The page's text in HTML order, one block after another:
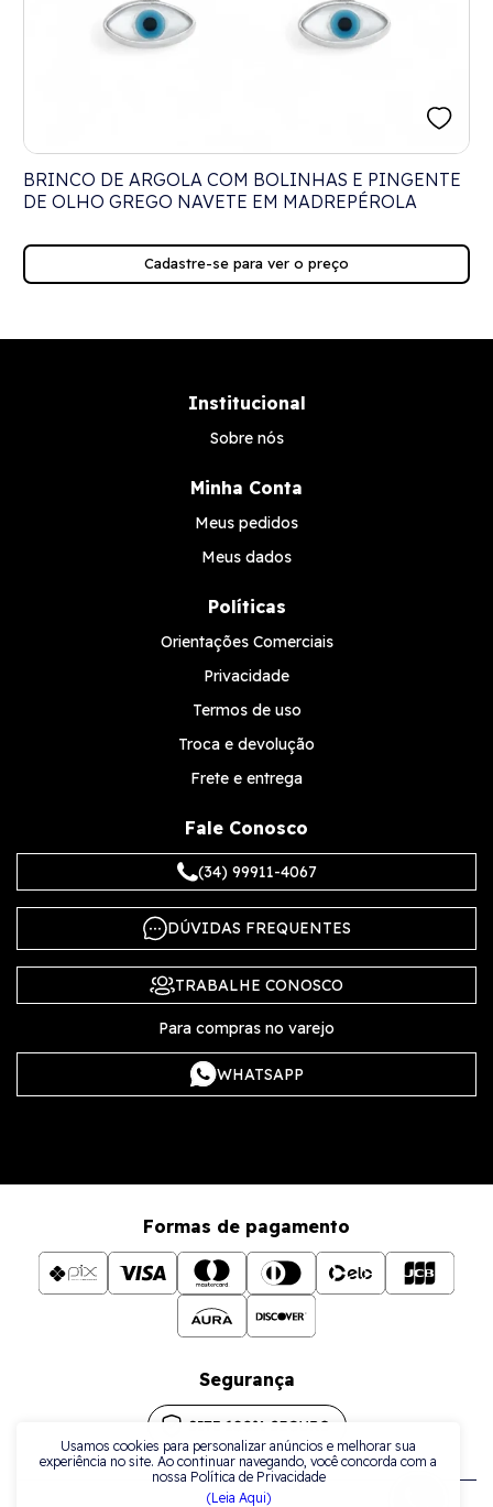
Usamos cookies para personalizar anúncios e melhorar sua
experiência no site. Ao continuar navegando, você concorda com a
nossa Política de Privacidade
(Leia Aqui)
BRINCO DE ARGOLA COM BOLINHAS E PINGENTE
DE OLHO GREGO NAVETE EM MADREPÉROLA
Cadastre-se para ver o preço
Institucional
Sobre nós
Minha Conta
Meus pedidos
Meus dados
Políticas
Orientações Comerciais
Privacidade
Termos de uso
Troca e devolução
Frete e entrega
Fale Conosco
(34) 99911-4067
DÚVIDAS FREQUENTES
TRABALHE CONOSCO
Para compras no varejo
WHATSAPP
Formas de pagamento
Segurança